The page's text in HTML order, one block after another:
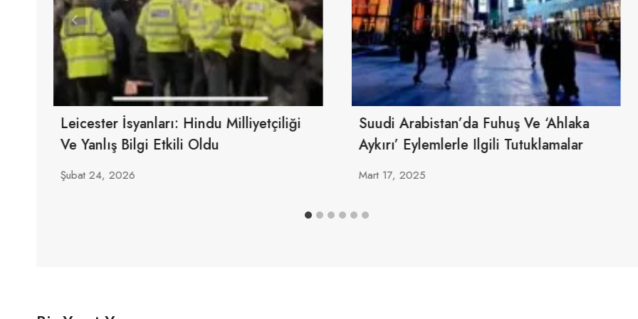
Leicester İsyanları: Hindu Milliyetçiliği
Ve Yanlış Bilgi Etkili Oldu
Şubat 24, 2026
Suudi Arabistan’da Fuhuş Ve ‘ahlaka
Aykırı’ Eylemlerle Ilgili Tutuklamalar
Mart 17, 2025